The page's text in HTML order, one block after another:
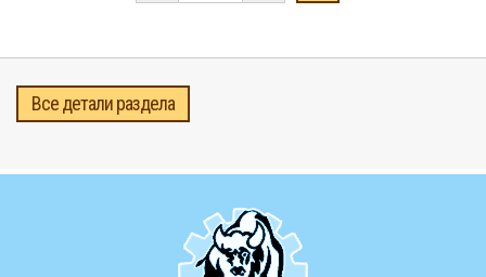
Все детали раздела